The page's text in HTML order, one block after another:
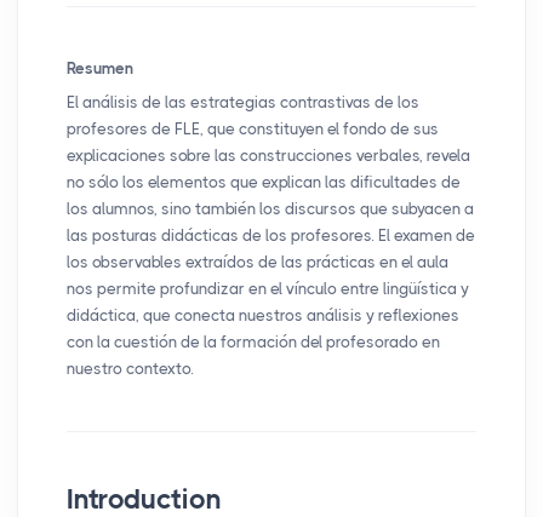
Resumen
El análisis de las estrategias contrastivas de los
profesores de FLE , que constituyen el fondo de sus
explicaciones sobre las construcciones verbales, revela
no sólo los elementos que explican las dificultades de
los alumnos, sino también los discursos que subyacen a
las posturas didácticas de los profesores. El examen de
los observables extraídos de las prácticas en el aula
nos permite profundizar en el vínculo entre lingüística y
didáctica, que conecta nuestros análisis y reflexiones
con la cuestión de la formación del profesorado en
nuestro contexto.
Introduction